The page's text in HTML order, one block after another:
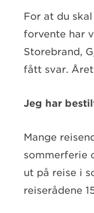
For at du
forvente har
Storebrand,
fått svar.
Jeg har
Mange
sommerferie
ut på reise i
reiserådene